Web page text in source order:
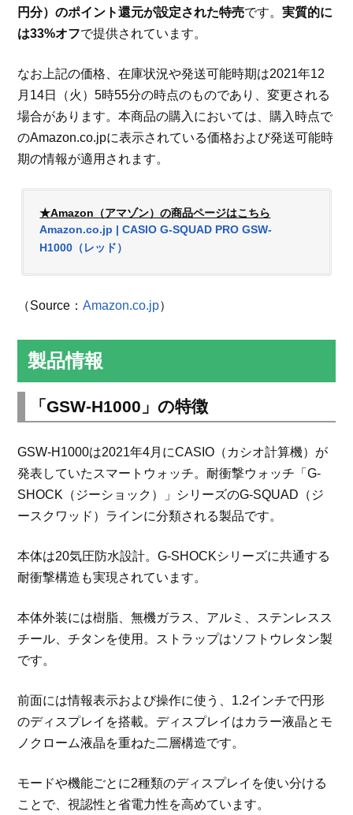
円分）のポイント還元が設定された特売です。実質的に
は33%オフで提供されています。
なお上記の価格、在庫状況や発送可能時期は2021年12
月14日（火）5時55分の時点のものであり、変更される
場合があります。本商品の購入においては、購入時点で
のAmazon.co.jpに表示されている価格および発送可能時
期の情報が適用されます。
★Amazon（アマゾン）の商品ページはこちら
Amazon.co.jp | CASIO G-SQUAD PRO GSW-
H1000（レッド）
（Source：Amazon.co.jp）
製品情報
「GSW-H1000」の特徴
GSW-H1000は2021年4月にCASIO（カシオ計算機）が
発表していたスマートウォッチ。耐衝撃ウォッチ「G-
SHOCK（ジーショック）」シリーズのG-SQUAD（ジ
ースクワッド）ラインに分類される製品です。
本体は20気圧防水設計。G-SHOCKシリーズに共通する
耐衝撃構造も実現されています。
本体外装には樹脂、無機ガラス、アルミ、ステンレスス
チール、チタンを使用。ストラップはソフトウレタン製
です。
前面には情報表示および操作に使う、1.2インチで円形
のディスプレイを搭載。ディスプレイはカラー液晶とモ
ノクローム液晶を重ねた二層構造です。
モードや機能ごとに2種類のディスプレイを使い分ける
ことで、視認性と省電力性を高めています。